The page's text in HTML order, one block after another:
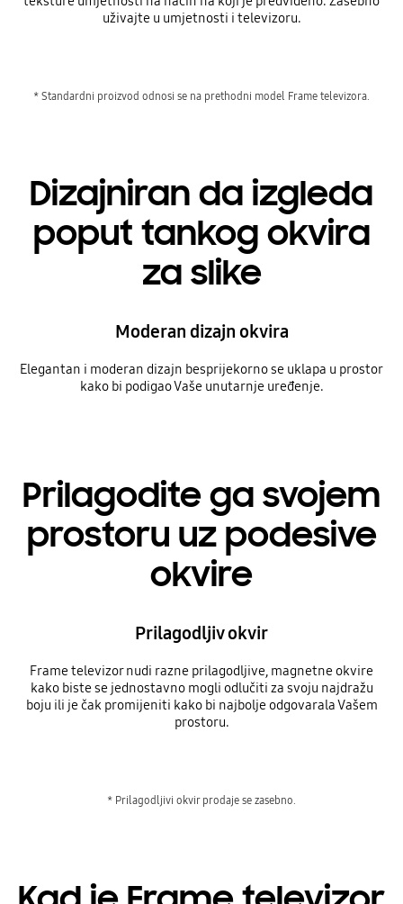
uživajte u umjetnosti i televizoru.
* Standardni proizvod odnosi se na prethodni model Frame televizora.
Dizajniran da izgleda
poput tankog okvira
za slike
Moderan dizajn okvira
Elegantan i moderan dizajn besprijekorno se uklapa u prostor
kako bi podigao Vaše unutarnje uređenje.
Prilagodite ga svojem
prostoru uz podesive
okvire
Prilagodljiv okvir
Frame televizor nudi razne prilagodljive, magnetne okvire
kako biste se jednostavno mogli odlučiti za svoju najdražu
boju ili je čak promijeniti kako bi najbolje odgovarala Vašem
prostoru.
* Prilagodljivi okvir prodaje se zasebno.